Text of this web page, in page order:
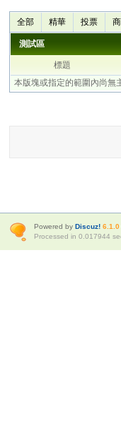
全部 精華 投票
測試區
標題
本版塊或指定的範圍內尚無
Powered byDiscuz! 6.1.0
Processed in 0.017944